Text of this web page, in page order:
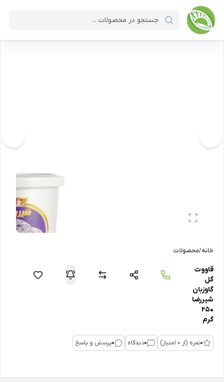
خانه/محصولات
قاووت
گل
گاوزبان
شیررضا
250
گرم
0نمره (از 0 امتیاز) 0دیدگاه 0پرسش و پاسخ